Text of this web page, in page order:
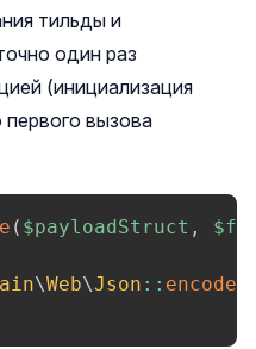
тильды и
один раз
(инициализация
первого вызова
( $payloadStruct ,
\Web\Json :: encode